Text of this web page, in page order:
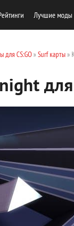
Лучшие моды
для CS:GO» Surf карты»
для